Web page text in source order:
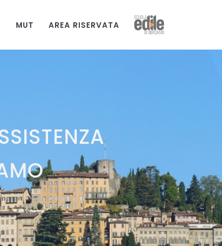
MUT AREA RISERVATA